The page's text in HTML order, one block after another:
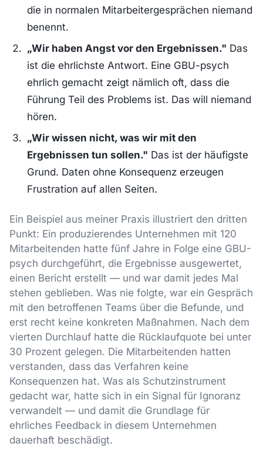
die in normalen Mitarbeitergesprächen niemand
benennt.
„Wir haben Angst vor den Ergebnissen." Das
ist die ehrlichste Antwort. Eine GBU-psych
ehrlich gemacht zeigt nämlich oft, dass die
Führung Teil des Problems ist. Das will niemand
hören.
„Wir wissen nicht, was wir mit den
Ergebnissen tun sollen." Das ist der häufigste
Grund. Daten ohne Konsequenz erzeugen
Frustration auf allen Seiten.
Ein Beispiel aus meiner Praxis illustriert den dritten
Punkt: Ein produzierendes Unternehmen mit 120
Mitarbeitenden hatte fünf Jahre in Folge eine GBU-
psych durchgeführt, die Ergebnisse ausgewertet,
einen Bericht erstellt — und war damit jedes Mal
stehen geblieben. Was nie folgte, war ein Gespräch
mit den betroffenen Teams über die Befunde, und
erst recht keine konkreten Maßnahmen. Nach dem
vierten Durchlauf hatte die Rücklaufquote bei unter
30 Prozent gelegen. Die Mitarbeitenden hatten
verstanden, dass das Verfahren keine
Konsequenzen hat. Was als Schutzinstrument
gedacht war, hatte sich in ein Signal für Ignoranz
verwandelt — und damit die Grundlage für
ehrliches Feedback in diesem Unternehmen
dauerhaft beschädigt.